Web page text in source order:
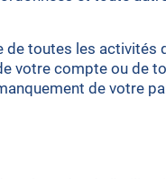
toutes les activités
votre compte ou de
de votre